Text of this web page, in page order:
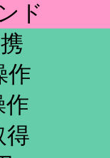
ド
作
作
得